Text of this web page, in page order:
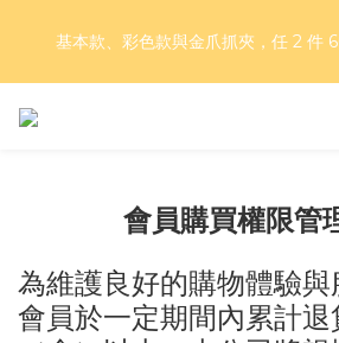
折，滿五件享7折！
基本款、彩色款與金爪抓夾，任 2 件
好評再延長！夏日年中慶 part II｜正價
會員購買權限管
為維護良好的購物體驗
會員於一定期間內累計